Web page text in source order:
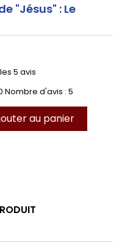
"Jésus" : Le
5 avis
Nombre d'avis : 5
au panier